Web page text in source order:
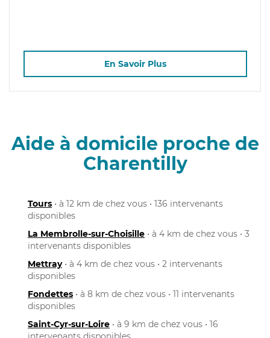
En Savoir Plus
Aide à domicile proche de
Charentilly
Tours • à 12 km de chez vous • 136 intervenants
disponibles
La Membrolle-sur-Choisille • à 4 km de chez vous • 3
intervenants disponibles
Mettray• à 4 km de chez vous • 2 intervenants
disponibles
Fondettes • à 8 km de chez vous • 11 intervenants
disponibles
Saint-Cyr-sur-Loire • à 9 km de chez vous • 16